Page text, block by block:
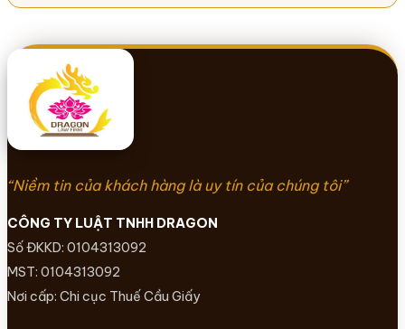
“Niềm tin của khách hàng là uy tín của chúng tôi”
CÔNG TY LUẬT TNHH DRAGON
Số ĐKKD: 0104313092
MST: 0104313092
Nơi cấp: Chi cục Thuế Cầu Giấy